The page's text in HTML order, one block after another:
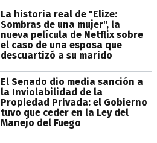
La historia real de "Elize:
Sombras de una mujer", la
nueva película de Netflix sobre
el caso de una esposa que
descuartizó a su marido
El Senado dio media sanción a
la Inviolabilidad de la
Propiedad Privada: el Gobierno
tuvo que ceder en la Ley del
Manejo del Fuego